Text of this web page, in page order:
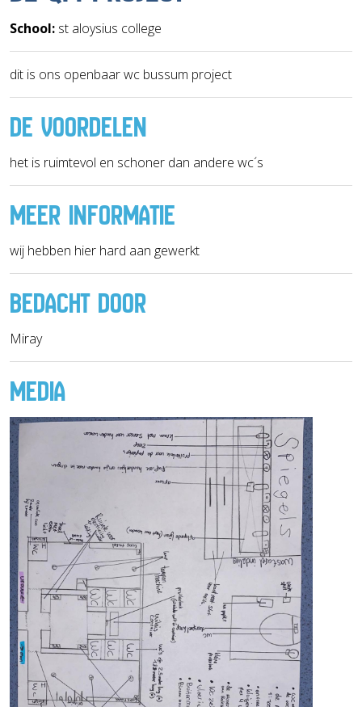
School: st aloysius college
dit is ons openbaar wc bussum project
DE VOORDELEN
het is ruimtevol en schoner dan andere wc´s
MEER INFORMATIE
wij hebben hier hard aan gewerkt
BEDACHT DOOR
Miray
MEDIA